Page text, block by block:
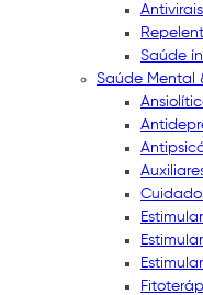
Antivirais
Saúde
Saúde Mental